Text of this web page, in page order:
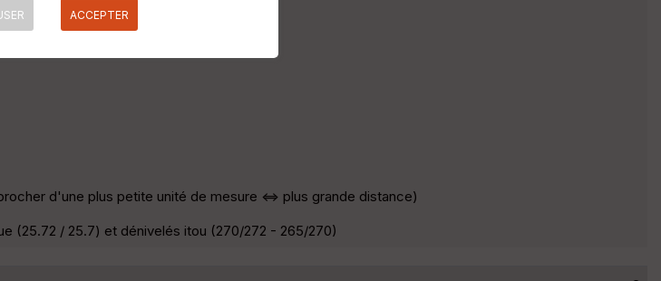
par "simplification" :
d'une plus petite unité de mesure <=> plus grande distance)
(25.72 / 25.7) et dénivelés itou (270/272 - 265/270)
ACCEPTER